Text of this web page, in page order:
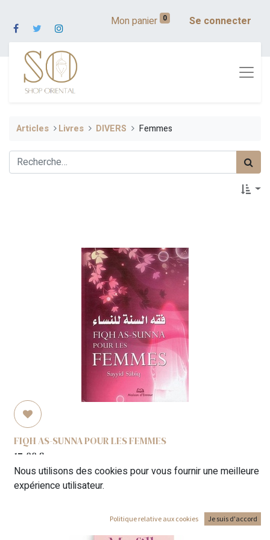
Mon panier 0 Se connecter
Articles ​​Livres DIVERS Femmes
FIQH AS-SUNNA POUR LES FEMMES
17,00 €
Nous utilisons des cookies pour vous fournir une meilleure
expérience utilisateur.
Politique relative aux cookies Je suis d'accord